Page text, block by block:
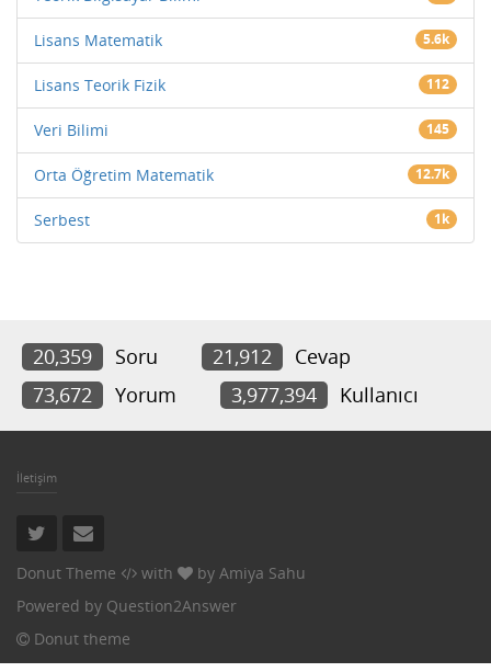
Lisans Matematik 5.6k
Lisans Teorik Fizik 112
Veri Bilimi 145
Orta Öğretim Matematik 12.7k
Serbest 1k
20,359 Soru 21,912
Cevap
73,672
Yorum 3,977,394 Kullanıcı
İletişim
Donut Theme with by Amiya Sahu
Powered by Question2Answer
Donut theme